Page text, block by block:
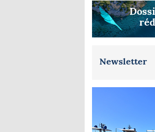
Newsletter